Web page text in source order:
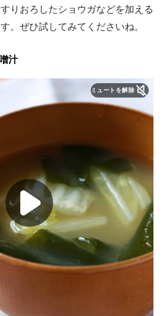
りおろしたショウガなどを加える
。ぜひ試してみてくださいね。
汁
ミュートを解除